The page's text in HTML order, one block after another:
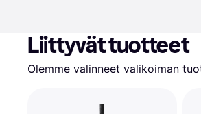
Liittyvät tuotteet
Olemme valinneet valikoiman